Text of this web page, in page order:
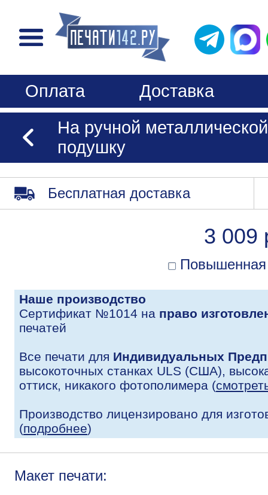
Оплата
Доставка
На ручной
подушку
Бесплатная доставка
3 009
Повышенная
Наше производство
Сертификат №1014 на право
печатей
Все печати для Индивидуальных
высокоточных станках ULS (США),
оттиск, никакого фотополимера (
Производство лицензировано для
(подробнее)
Макет печати: